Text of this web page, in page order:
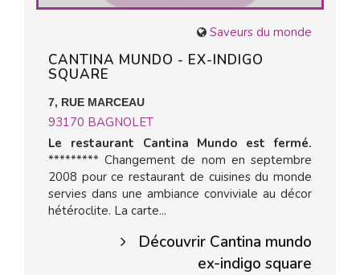
Saveurs du monde
CANTINA MUNDO - EX-INDIGO
SQUARE
7, RUE MARCEAU
93170 BAGNOLET
Le restaurant Cantina Mundo est fermé.
********* Changement de nom en septembre
2008 pour ce restaurant de cuisines du monde
servies dans une ambiance conviviale au décor
hétéroclite. La carte...
Découvrir Cantina mundo
ex-indigo square